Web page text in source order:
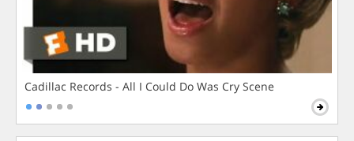
Cadillac Records - All I Could Do Was Cry Scene